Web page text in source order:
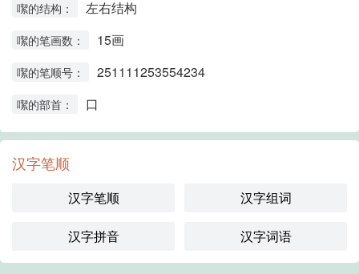
噄的结构： 左右结构
噄的笔画数： 15画
噄的笔顺号： 251111253554234
噄的部首： 口
汉字笔顺
汉字笔顺 汉字组词
汉字拼音 汉字词语